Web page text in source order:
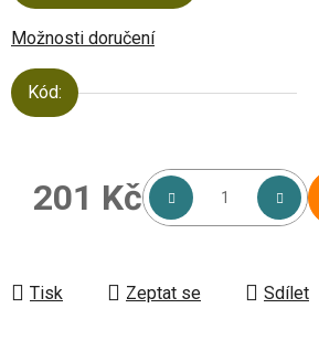
Možnosti doručení
Kód:
201 Kč
Tisk Zeptat se Sdílet